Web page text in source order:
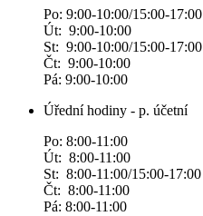
Po: 9:00-10:00/15:00-17:00
Út: 9:00-10:00
St: 9:00-10:00/15:00-17:00
Čt: 9:00-10:00
Pá: 9:00-10:00
Úřední hodiny - p. účetní
Po: 8:00-11:00
Út: 8:00-11:00
St: 8:00-11:00/15:00-17:00
Čt: 8:00-11:00
Pá: 8:00-11:00